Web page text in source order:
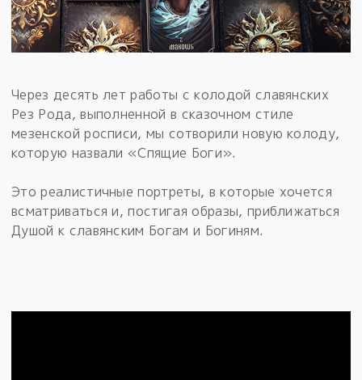
Через десять лет работы с колодой славянских
Рез Рода, выполненной в сказочном стиле
мезенской росписи, мы сотворили новую колоду,
которую назвали «Спящие Боги».
Это реалистичные портреты, в которые хочется
всматриваться и, постигая образы, приближаться
Душой к славянским Богам и Богиням.